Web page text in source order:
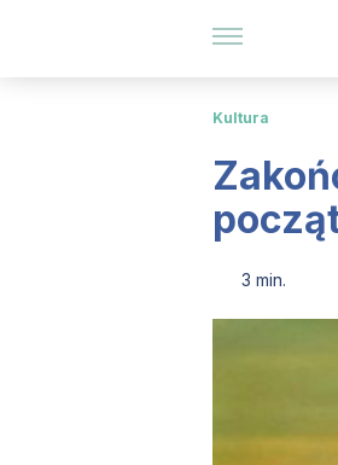
Kultura
3 min.